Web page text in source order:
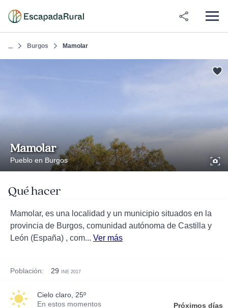
... Burgos Mamolar
Mamolar
Pueblo en Burgos
Qué hacer
Mamolar, es una localidad y un municipio situados en la
provincia de Burgos, comunidad autónoma de Castilla y
León (España) , com... Ver más
Población: 29 INE 2017
cielo claro, 25º
En estos momentos
Próximos días